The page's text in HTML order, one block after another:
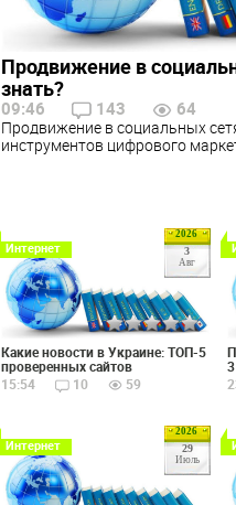
Продвижение в
знать?
09:46 143 64
Продвижение в социальных
инструментов цифрового
2026
3
Авг
Интернет
Какие новости в Украине: ТОП-5
проверенных сайтов
15:54
10 59
2026
29
Июль
Интернет